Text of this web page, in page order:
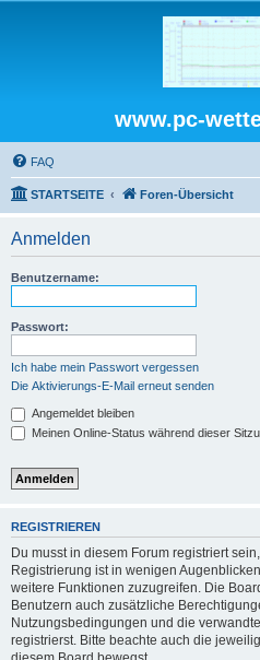
www.pc-
FAQ
STARTSEITE Foren-Übersicht
Anmelden
Benutzername:
Passwort:
Ich habe mein Passwort vergessen
Die Aktivierungs-E-Mail erneut senden
Angemeldet bleiben
Meinen Online-Status während dieser
REGISTRIEREN
Du musst in diesem Forum registriert
Registrierung ist in wenigen
weitere Funktionen zuzugreifen. Die
Benutzern auch zusätzliche
Nutzungsbedingungen und die
registrierst. Bitte beachte auch die